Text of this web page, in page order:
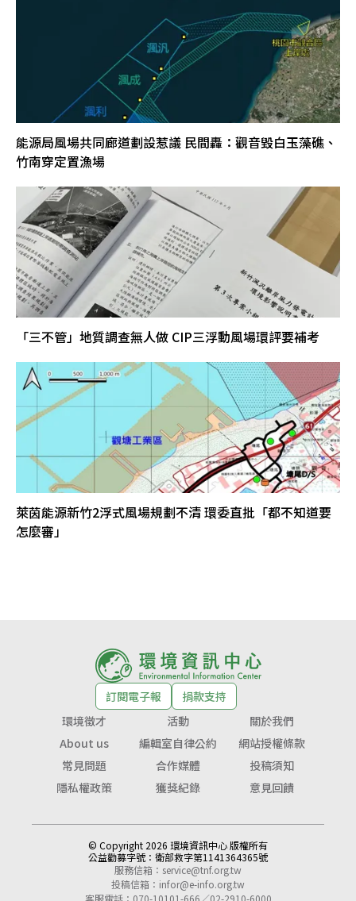
能源局風場共同廊道劃設惹議 民間轟：觀音毀白玉藻礁、
竹南穿定置漁場
「三不管」地質調查無人做 CIP三浮動風場環評要補考
萊茵能源新竹2浮式風場規劃不清 環委直批「都不知道要
怎麼審」
訂閱電子報
捐款支持
環境徵才
活動
關於我們
About us
編輯室自律公約
網站授權條款
常見問題
合作媒體
投稿須知
隱私權政策
獲獎紀錄 意見回饋
© Copyright 2026 環境資訊中心 版權所有
公益勸募字號： 衛部救字第1141364365號
服務信箱： service@tnf.org.tw
投稿信箱： infor@e-info.org.tw